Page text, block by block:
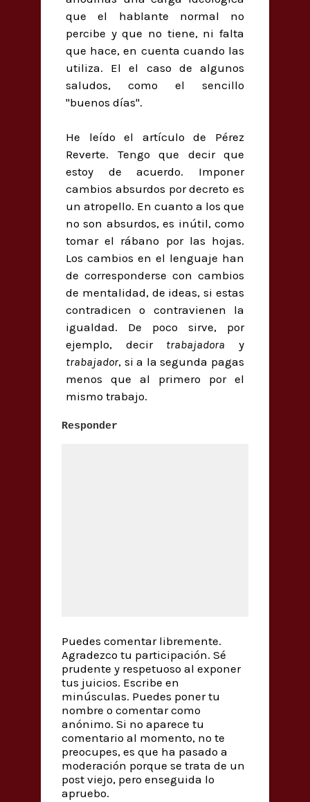
que el hablante normal no
percibe y que no tiene, ni falta
que hace, en cuenta cuando las
utiliza. El el caso de algunos
saludos, como el sencillo
"buenos días".
He leído el artículo de Pérez
Reverte. Tengo que decir que
estoy de acuerdo. Imponer
cambios absurdos por decreto es
un atropello. En cuanto a los que
no son absurdos, es inútil, como
tomar el rábano por las hojas.
Los cambios en el lenguaje han
de corresponderse con cambios
de mentalidad, de ideas, si estas
contradicen o contravienen la
igualdad. De poco sirve, por
ejemplo, decir trabajadora y
trabajador, si a la segunda pagas
menos que al primero por el
mismo trabajo.
Responder
Puedes comentar libremente.
Agradezco tu participación. Sé
prudente y respetuoso al exponer
tus juicios. Escribe en
minúsculas. Puedes poner tu
nombre o comentar como
anónimo. Si no aparece tu
comentario al momento, no te
preocupes, es que ha pasado a
moderación porque se trata de un
post viejo, pero enseguida lo
apruebo.